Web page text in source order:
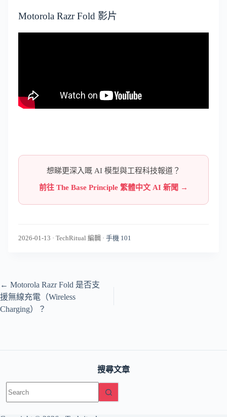
Motorola Razr Fold 影片
想睇更深入嘅 AI 模型與工程科技報道？
前往 The Base Principle 繁體中文 AI 新聞 →
2026-01-13 · TechRitual 編輯 · 手機 101
← Motorola Razr Fold 是否支
援無線充電（Wireless
Charging）？
搜尋文章
results